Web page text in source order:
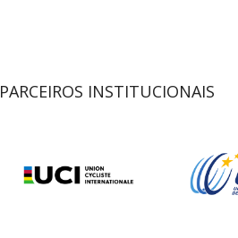
PARCEIROS INSTITUCIONAIS